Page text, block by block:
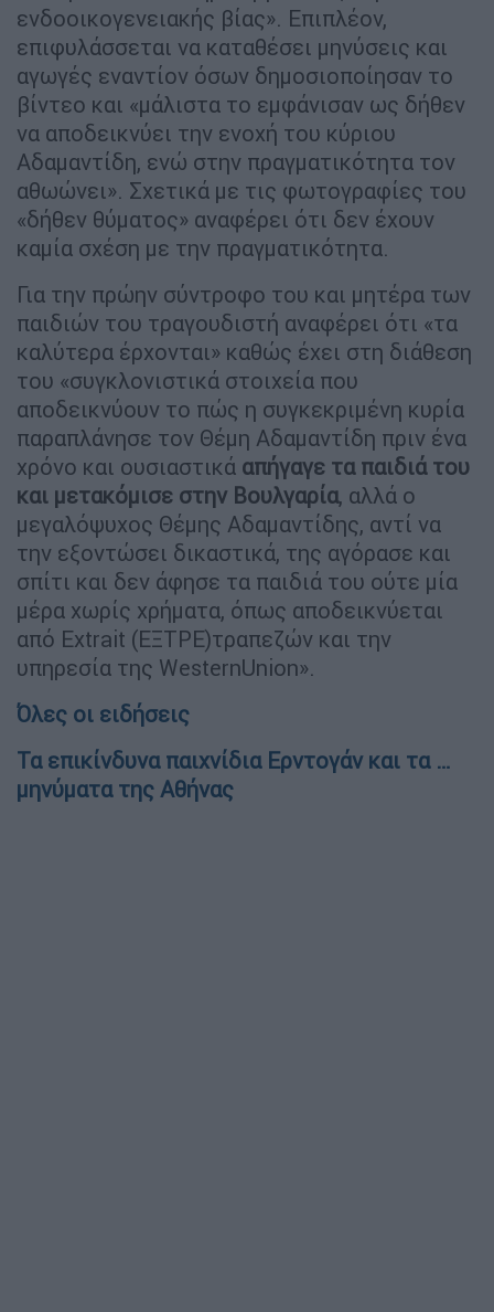
ενδοοικογενειακής βίας». Επιπλέον,
επιφυλάσσεται να καταθέσει μηνύσεις και
αγωγές εναντίον όσων δημοσιοποίησαν το
βίντεο και «μάλιστα το εμφάνισαν ως δήθεν
να αποδεικνύει την ενοχή του κύριου
Αδαμαντίδη, ενώ στην πραγματικότητα τον
αθωώνει». Σχετικά με τις φωτογραφίες του
«δήθεν θύματος» αναφέρει ότι δεν έχουν
καμία σχέση με την πραγματικότητα.
Για την πρώην σύντροφο του και μητέρα των
παιδιών του τραγουδιστή αναφέρει ότι «τα
καλύτερα έρχονται» καθώς έχει στη διάθεση
του «συγκλονιστικά στοιχεία που
αποδεικνύουν το πώς η συγκεκριμένη κυρία
παραπλάνησε τον Θέμη Αδαμαντίδη πριν ένα
χρόνο και ουσιαστικά απήγαγε τα παιδιά του
και μετακόμισε στην Βουλγαρία, αλλά ο
μεγαλόψυχος Θέμης Αδαμαντίδης, αντί να
την εξοντώσει δικαστικά, της αγόρασε και
σπίτι και δεν άφησε τα παιδιά του ούτε μία
μέρα χωρίς χρήματα, όπως αποδεικνύεται
από Extrait (ΕΞΤΡΕ)τραπεζών και την
υπηρεσία της WesternUnion».
Όλες οι ειδήσεις
Τα επικίνδυνα παιχνίδια Ερντογάν και τα …
μηνύματα της Αθήνας